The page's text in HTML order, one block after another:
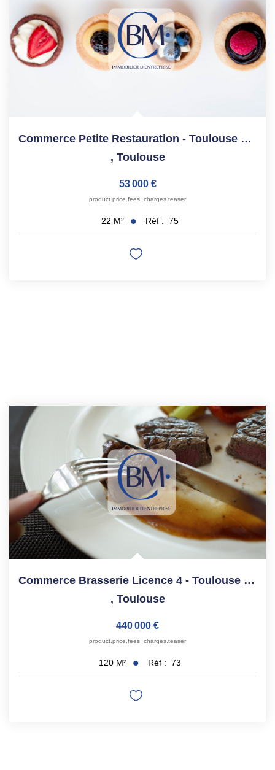
Commerce Petite Restauration - Toulouse Daurade - 22m²
, Toulouse
53 000 €
product.price.fees_charges.teaser
22 M² Réf : 75
Commerce Brasserie Licence 4 - Toulouse Pont Des...
, Toulouse
440 000 €
product.price.fees_charges.teaser
120 M² Réf : 73